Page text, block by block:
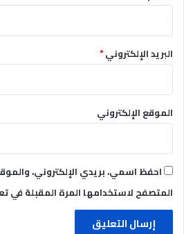
البريد الإلكتروني*
الموقع الإلكتروني
احفظ اسمي، بريدي الإلكتروني،
المتصفح لاستخدامها المرة المقبلة في